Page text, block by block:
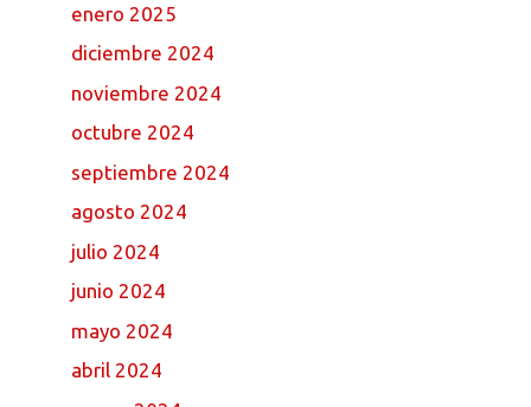
enero 2025
diciembre 2024
noviembre 2024
octubre 2024
septiembre 2024
agosto 2024
julio 2024
junio 2024
mayo 2024
abril 2024